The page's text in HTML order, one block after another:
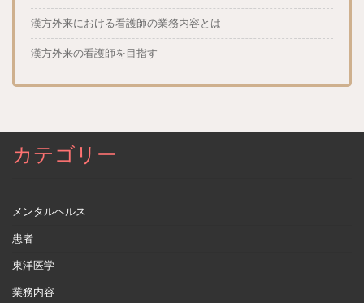
漢方外来における看護師の業務内容とは
漢方外来の看護師を目指す
カテゴリー
メンタルヘルス
患者
東洋医学
業務内容